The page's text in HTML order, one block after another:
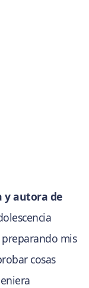
y autora de
mis
cosas